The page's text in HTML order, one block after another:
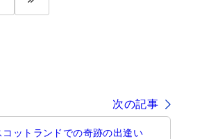
次の記事
コットランドでの奇跡の出逢い